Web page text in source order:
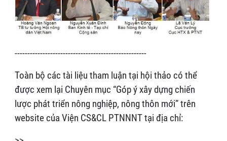
----------------------------------------------------
Toàn bộ các tài liệu tham luận tại hội thảo có thể
được xem lại Chuyên mục “Góp ý xây dựng chiến
lược phát triển nông nghiệp, nông thôn mới” trên
website của Viện CS&CL PTNNNT tại địa chỉ: